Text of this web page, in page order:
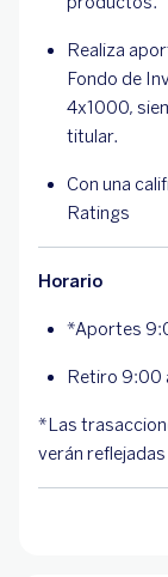
Realiza
Fondo de
4x1000,
titular.
Con una
Ratings
Horario
*Aportes
Retiro 9:00
*Las
verán